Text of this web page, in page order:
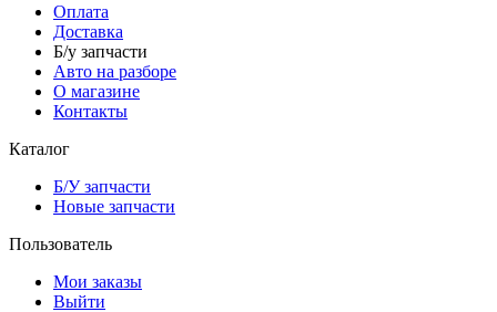
Оплата
Доставка
Б/у запчасти
Авто на разборе
О магазине
Контакты
Каталог
Б/У запчасти
Новые запчасти
Пользователь
Мои заказы
Выйти